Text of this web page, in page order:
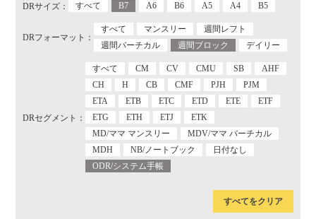
DRサイズ： すべて B7 A6 B6 A5 A4 B5
DRフォーマット：
すべて マンスリー
週間レフト
週間バーチカル
週間ブロック デイリー
DRセグメント：
すべて CM CV CMU SB
AHF
CH
H CB CMF PJH
PJM
ETA
ETB ETC ETD ETE
ETF
ETG
ETH ETJ
ETK
MD/ママ マンスリー
MDV/ママ バーチカル
MDH
NB/ノートブック
日付なし
ODR/システム手帳
すべてをクリア